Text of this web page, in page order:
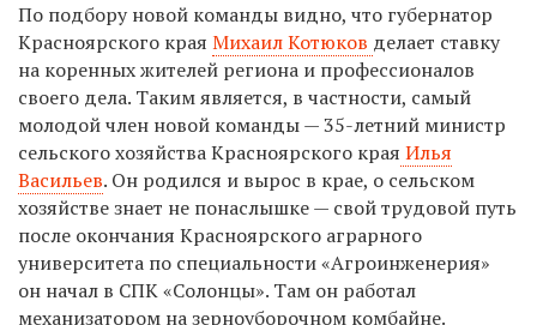
По подбору новой команды видно, что губернатор
Красноярского края Михаил Котюков делает ставку
на коренных жителей региона и профессионалов
своего дела. Таким является, в частности, самый
молодой член новой команды — 35-летний министр
сельского хозяйства Красноярского края Илья
Васильев. Он родился и вырос в крае, о сельском
хозяйстве знает не понаслышке — свой трудовой путь
после окончания Красноярского аграрного
университета по специальности «Агроинженерия»
он начал в СПК «Солонцы». Там он работал
механизатором на зерноуборочном комбайне.